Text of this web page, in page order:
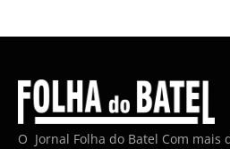
O Jornal Folha do Batel Com mais